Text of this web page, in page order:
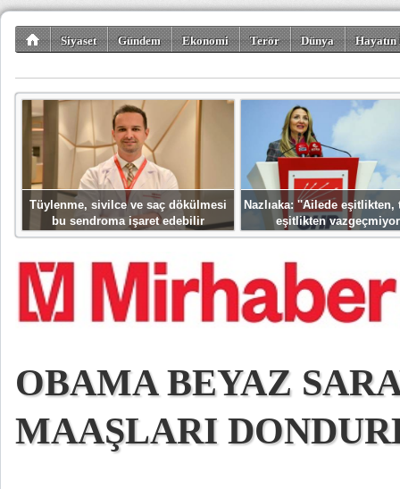
Siyaset Gündem Ekonomi Terör Dünya
Tüylenme, sivilce ve saç dökülmesi
bu sendroma işaret edebilir
Nazlıaka: ''Ailede eşitlikten,
eşitlikten
OBAMA BEYAZ
MAAŞLARI